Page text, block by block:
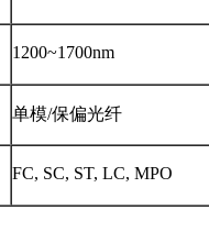
1200~1700nm
单模/保偏光纤
FC, SC, ST, LC, MPO